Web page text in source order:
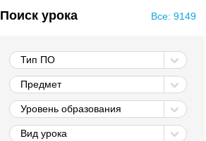
Все: 9149
Поиск урока
Тип ПО
Предмет
Уровень образования
Вид урока